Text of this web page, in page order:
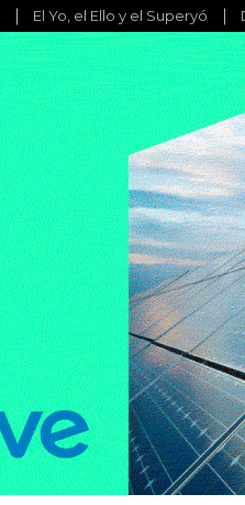
El Yo, el Ello y el Superyó